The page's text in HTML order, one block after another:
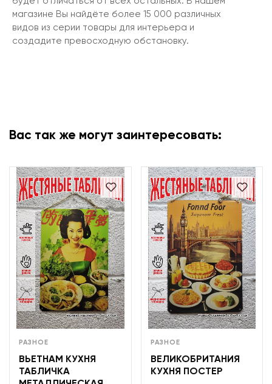
магазине Вы найдёте более 15 000 различных
видов из серии товары для интерьера и
создадите превосходную обстановку.
Вас так же могут заинтересовать:
РАЗНОЕ
ВЬЕТНАМ КУХНЯ
ТАБЛИЧКА
РАЗНОЕ
ВЕЛИКОБРИТАНИЯ
КУХНЯ ПОСТЕР